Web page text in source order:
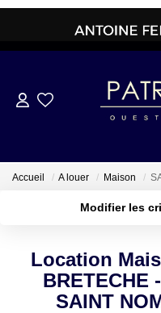
Accueil A louer Maison
Modifier les
Sélectionnez...
Type de bien
Location
BRETECHE
SAINT